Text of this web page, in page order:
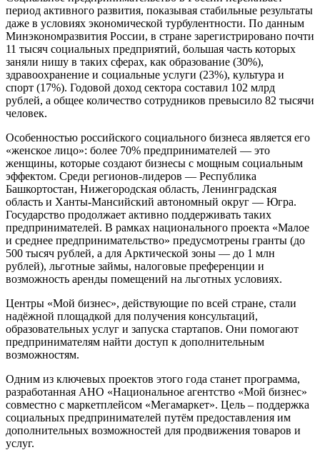
период активного развития, показывая стабильные результаты
даже в условиях экономической турбулентности. По данным
Минэкономразвития России, в стране зарегистрировано почти
11 тысяч социальных предприятий, большая часть которых
заняли нишу в таких сферах, как образование (30%),
здравоохранение и социальные услуги (23%), культура и
спорт (17%). Годовой доход сектора составил 102 млрд
рублей, а общее количество сотрудников превысило 82 тысячи
человек.
Особенностью российского социального бизнеса является его
«женское лицо»: более 70% предпринимателей — это
женщины, которые создают бизнесы с мощным социальным
эффектом. Среди регионов-лидеров — Республика
Башкортостан, Нижегородская область, Ленинградская
область и Ханты-Мансийский автономный округ — Югра.
Государство продолжает активно поддерживать таких
предпринимателей. В рамках национального проекта «Малое
и среднее предпринимательство» предусмотрены гранты (до
500 тысяч рублей, а для Арктической зоны — до 1 млн
рублей), льготные займы, налоговые преференции и
возможность аренды помещений на льготных условиях.
Центры «Мой бизнес», действующие по всей стране, стали
надёжной площадкой для получения консультаций,
образовательных услуг и запуска стартапов. Они помогают
предпринимателям найти доступ к дополнительным
возможностям.
Одним из ключевых проектов этого года станет программа,
разработанная АНО «Национальное агентство «Мой бизнес»
совместно с маркетплейсом «Мегамаркет». Цель – поддержка
социальных предпринимателей путём предоставления им
дополнительных возможностей для продвижения товаров и
услуг.